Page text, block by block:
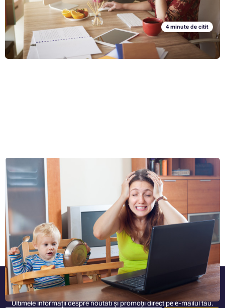
echipamentele de birou să nu aibă un impact negativ asupra sănătății
noastre. Cum? Veți afla în acest articol.
4 minute de citit
6 motive pentru care biroul de acasă nu este pentru toată
lumea
Locul de muncă te obligă să te întorci înapoi la birou, însă tu îți dorești
să licrezi de acasă în continuare? Cercetări recente oferă dovezi că
munca de acasă nu este pentru toată lumea.
Articolul complet »
Fiți mereu informat
Ultimele informații despre noutati și promoții direct pe e-mailul tău.